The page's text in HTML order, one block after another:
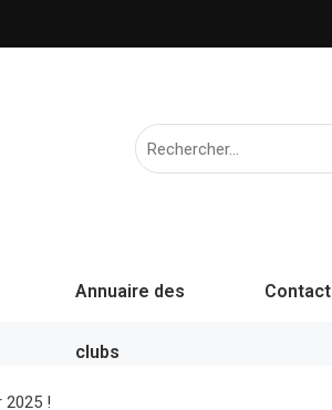
Annuaire des
clubs
Contact
2025 !